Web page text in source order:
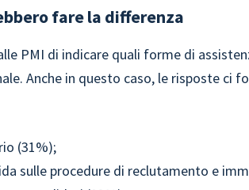
fare la differenza
PMI di indicare quali forme di
Anche in questo caso, le risposte ci
(31%);
sulle procedure di reclutamento e